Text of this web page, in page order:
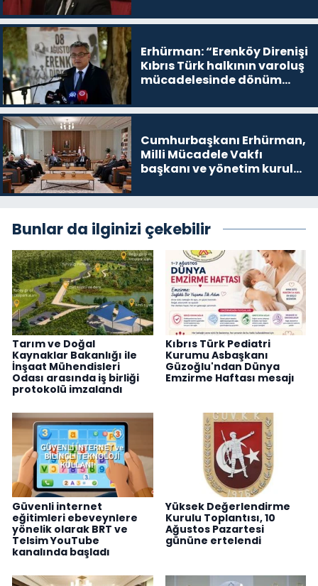
devam edeceğim’ dediği
Erhürman: “Erenköy Direnişi
Kıbrıs Türk halkının varoluş
mücadelesinde dönüm
Cumhurbaşkanı Erhürman,
Milli Mücadele Vakfı
başkanı ve yönetim kurulu
Bunlar da ilginizi çekebilir
Tarım ve Doğal
Kaynaklar Bakanlığı ile
İnşaat Mühendisleri
Odası arasında iş birliği
protokolü imzalandı
Kıbrıs Türk Pediatri
Kurumu Asbaşkanı
Güzoğlu'ndan Dünya
Emzirme Haftası mesajı
Güvenli internet
eğitimleri ebeveynlere
yönelik olarak BRT ve
Telsim YouTube
kanalında başladı
Yüksek Değerlendirme
Kurulu Toplantısı, 10
Ağustos Pazartesi
gününe ertelendi